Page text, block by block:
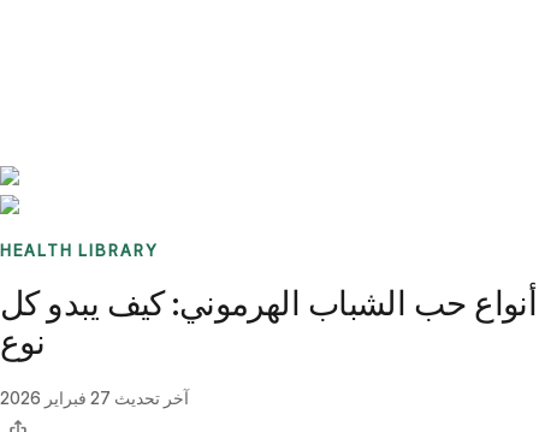
HEALTH LIBRARY
أنواع حب الشباب الهرموني: كيف يبدو كل
نوع
آخر تحديث 27 فبراير 2026